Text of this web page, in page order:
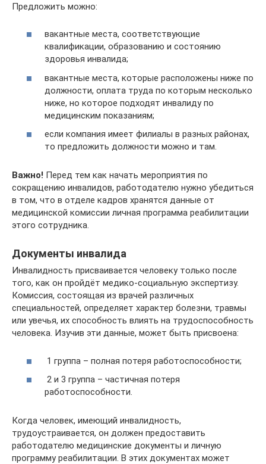
Предложить можно:
вакантные места, соответствующие
квалификации, образованию и состоянию
здоровья инвалида;
вакантные места, которые расположены ниже по
должности, оплата труда по которым несколько
ниже, но которое подходят инвалиду по
медицинским показаниям;
если компания имеет филиалы в разных районах,
то предложить должности можно и там.
Важно! Перед тем как начать мероприятия по
сокращению инвалидов, работодателю нужно убедиться
в том, что в отделе кадров хранятся данные от
медицинской комиссии личная программа реабилитации
этого сотрудника.
Документы инвалида
Инвалидность присваивается человеку только после
того, как он пройдёт медико-социальную экспертизу.
Комиссия, состоящая из врачей различных
специальностей, определяет характер болезни, травмы
или увечья, их способность влиять на трудоспособность
человека. Изучив эти данные, может быть присвоена:
1 группа – полная потеря работоспособности;
2 и 3 группа – частичная потеря
работоспособности.
Когда человек, имеющий инвалидность,
трудоустраивается, он должен предоставить
работодателю медицинские документы и личную
программу реабилитации. В этих документах может